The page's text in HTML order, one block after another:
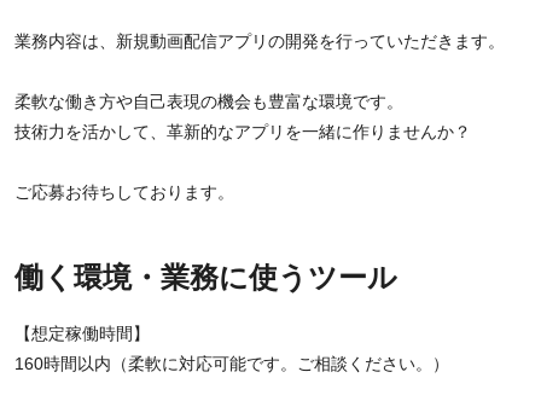
業務内容は、新規動画配信アプリの開発を行っていただきます。
柔軟な働き方や自己表現の機会も豊富な環境です。
技術力を活かして、革新的なアプリを一緒に作りませんか？
ご応募お待ちしております。
働く環境・業務に使うツール
【想定稼働時間】
160時間以内（柔軟に対応可能です。ご相談ください。）